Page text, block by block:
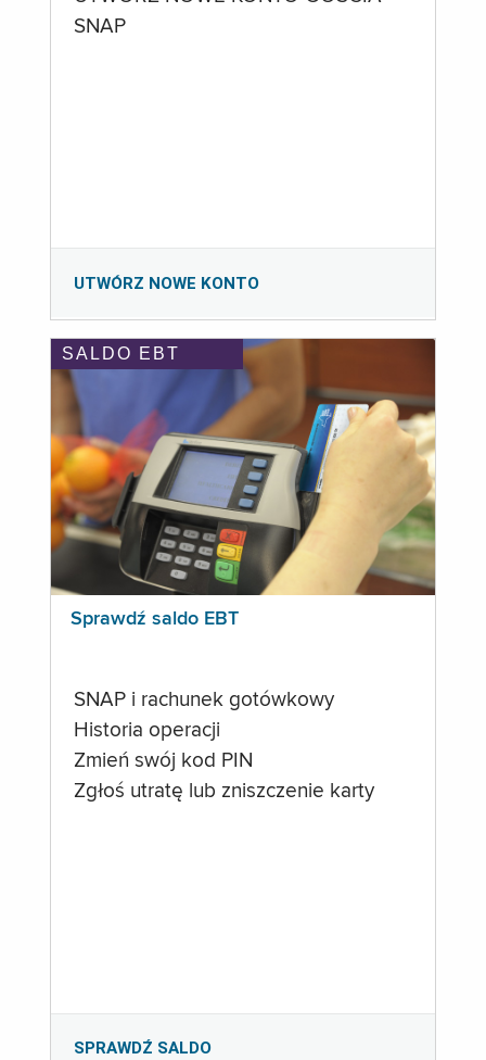
SNAP
UTWÓRZ NOWE KONTO
SALDO EBT
Sprawdź saldo EBT
SNAP i rachunek gotówkowy
Historia operacji
Zmień swój kod PIN
Zgłoś utratę lub zniszczenie karty
SPRAWDŹ SALDO